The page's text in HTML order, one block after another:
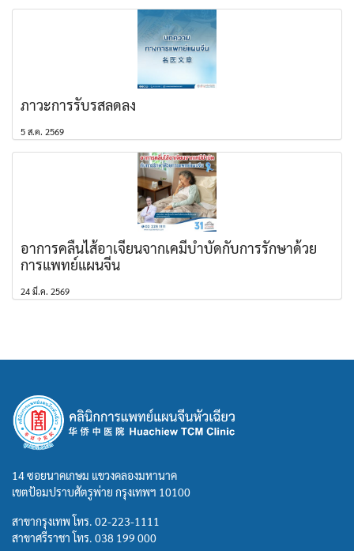
ภาวะการรับรสลดลง
5 ส.ค. 2569
อาการคลื่นไส้อาเจียนจากเคมีบำบัดกับการรักษาด้วย
การแพทย์แผนจีน
24 มี.ค. 2569
14 ซอยนาคเกษม แขวงคลองมหานาค
เขตป้อมปราบศัตรูพ่าย กรุงเทพฯ 10100
สาขากรุงเทพ โทร. 02-223-1111
สาขาศรีราชา โทร. 038 199 000